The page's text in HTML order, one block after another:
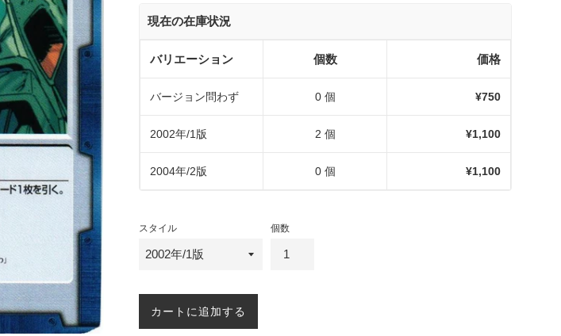
現在の在庫状況
バリエーション 個数 価格
バージョン問わず 0 個 ¥750
2002年/1版 2 個 ¥1,100
2004年/2版 0 個 ¥1,100
スタイル 個数
カートに追加する